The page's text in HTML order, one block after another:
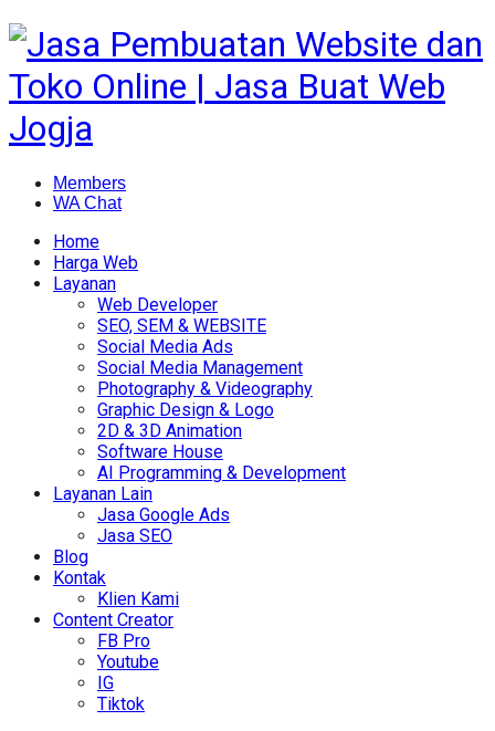
Members
WA Chat
Home
Harga Web
Layanan
Web Developer
SEO, SEM & WEBSITE
Social Media Ads
Social Media Management
Photography & Videography
Graphic Design & Logo
2D & 3D Animation
Software House
AI Programming & Development
Layanan Lain
Jasa Google Ads
Jasa SEO
Blog
Kontak
Klien Kami
Content Creator
FB Pro
Youtube
IG
Tiktok